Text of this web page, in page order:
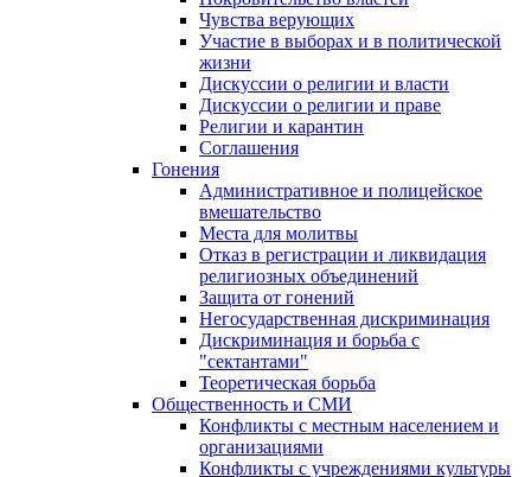
Чувства верующих
Участие в выборах и в политической
жизни
Дискуссии о религии и власти
Дискуссии о религии и праве
Религии и карантин
Соглашения
Гонения
Административное и полицейское
вмешательство
Места для молитвы
Отказ в регистрации и ликвидация
религиозных объединений
Защита от гонений
Негосударственная дискриминация
Дискриминация и борьба с
"сектантами"
Теоретическая борьба
Общественность и СМИ
Конфликты с местным населением и
организациями
Конфликты с учреждениями культуры